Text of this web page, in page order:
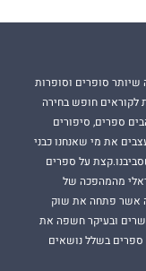
סופרים וסופרות
לקוראים חופש בחירה
ספרים, סיפורים
את מי שאנחנו כבני
על ספרים
מהמהפכה של
אשר פתחה את שוק
ובעיקר חשפה את
בשלל נושאים